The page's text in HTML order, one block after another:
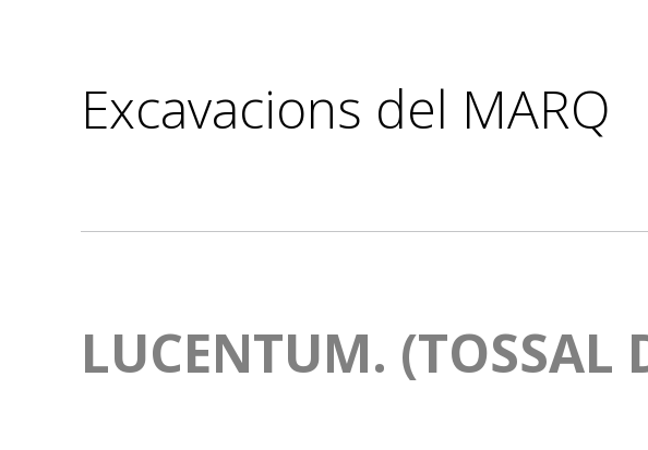
Excavacions del MARQ
LUCENTUM. (TOSSAL